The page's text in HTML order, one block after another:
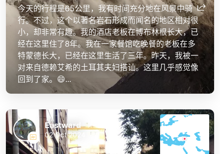
今天的行程是65公里，我有时间充分地在风景中骑
行。不过，这个以著名岩石形成而闻名的地区相对很
小，却非常有趣。我的酒店老板在博布林根长大，已
经在这里住了8年。我在一家餐馆吃晚餐的老板在多
特蒙德长大，已经在这里生活了三年。昨天，我被一
对来自德赖艾希的土耳其夫妇搭讪。这里几乎感觉像
回到了家。😄...
Eastward
02 Oct 2024